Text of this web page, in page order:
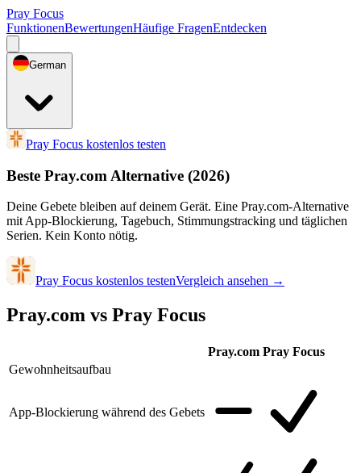
Pray Focus
FunktionenBewertungenHäufige FragenEntdecken
German
Pray Focus kostenlos testen
Beste Pray.com Alternative (2026)
Deine Gebete bleiben auf deinem Gerät. Eine Pray.com-Alternative
mit App-Blockierung, Tagebuch, Stimmungstracking und täglichen
Serien. Kein Konto nötig.
Pray Focus kostenlos testenVergleich ansehen →
Pray.com vs Pray Focus
Pray.com Pray Focus
Gewohnheitsaufbau
App-Blockierung während des Gebets